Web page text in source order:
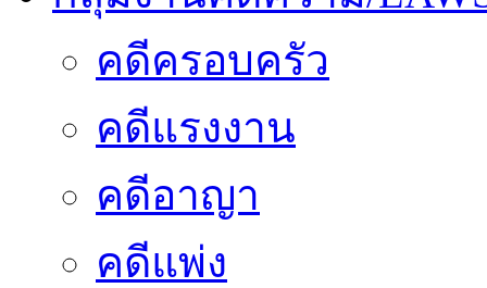
คดีครอบครัว
คดีแรงงาน
คดีอาญา
คดีแพ่ง